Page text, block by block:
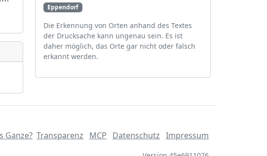
Eppendorf
Die Erkennung von Orten anhand des Textes
der Drucksache kann ungenau sein. Es ist
daher möglich, das Orte gar nicht oder falsch
erkannt werden.
Ganze? Transparenz MCP Datenschutz Impressum